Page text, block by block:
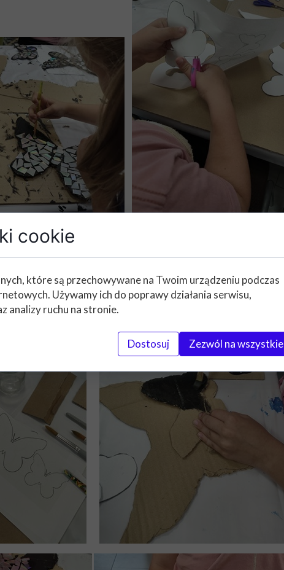
cookie
które są przechowywane na Twoim urządzeniu podczas
Używamy ich do poprawy działania serwisu,
analizy ruchu na stronie.
Dostosuj Zezwól na wszystkie